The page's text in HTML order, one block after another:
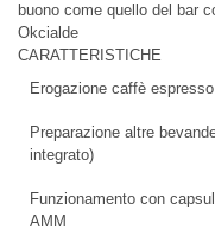
buono come quello del bar
Okcialde
CARATTERISTICHE
Erogazione caffè espresso
Preparazione altre
integrato)
Funzionamento con
AMM